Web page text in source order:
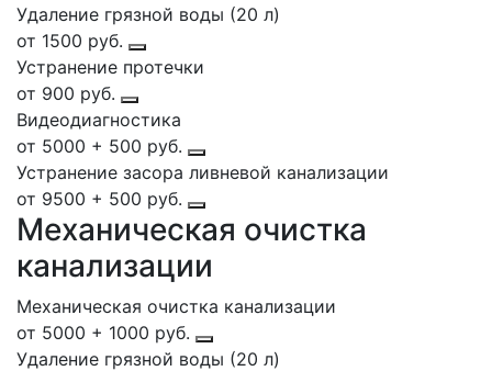
Удаление грязной воды (20 л)
от 1500 руб.
Устранение протечки
от 900 руб.
Видеодиагностика
от 5000 + 500 руб.
Устранение засора ливневой канализации
от 9500 + 500 руб.
Механическая очистка
канализации
Механическая очистка канализации
от 5000 + 1000 руб.
Удаление грязной воды (20 л)